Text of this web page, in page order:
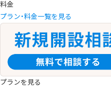
料金
プラン・料金一覧を見る
プランを見る